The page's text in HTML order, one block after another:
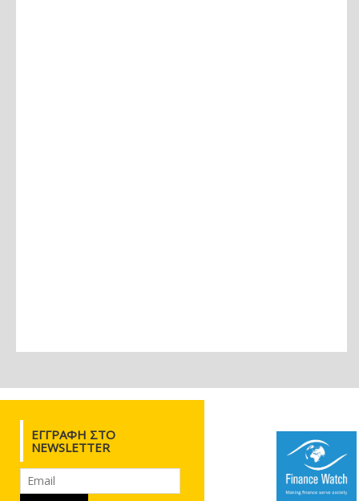
ΕΓΓΡΑΦΉ ΣΤΟ
NEWSLETTER